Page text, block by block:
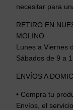
necesitar para
RETIRO EN
MOLINO
Lunes a Viernes
Sábados de 9 a
ENVÍOS A
• Compra tu
Envíos, el